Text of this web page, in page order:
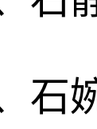
石